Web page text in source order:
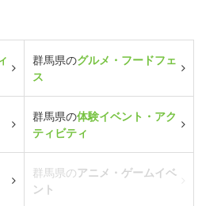
群馬県のグルメ・フードフェ
ス
群馬県の体験イベント・アク
ティビティ
群馬県のアニメ・ゲームイベ
ント